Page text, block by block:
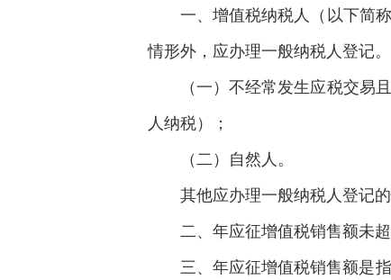
一、增值税纳税人（以下简
情形外，应办理一般纳税人登记。
（一）不经常发生应税交易
人纳税）；
（二）自然人。
其他应办理一般纳税人登记
二、年应征增值税销售额未
三、年应征增值税销售额是